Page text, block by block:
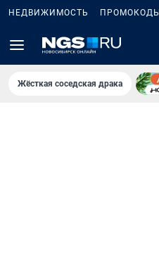
НЕДВИЖИМОСТЬ ПРОМОКОДЫ
Жёсткая соседская драка